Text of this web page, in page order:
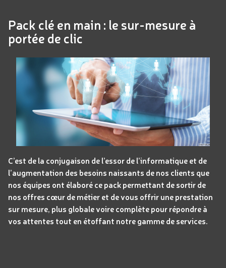
Pack clé en main : le sur-mesure à
portée de clic
C’est de la conjugaison de l’essor de l’informatique et de
l’augmentation des besoins naissants de nos clients que
nos équipes ont élaboré ce pack permettant de sortir de
nos offres cœur de métier et de vous offrir une prestation
sur mesure, plus globale voire complète pour répondre à
vos attentes tout en étoffant notre gamme de services.